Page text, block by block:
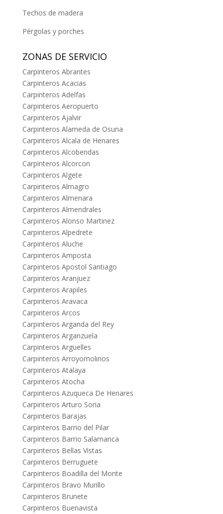
Techos de madera
Pérgolas y porches
ZONAS DE SERVICIO
Carpinteros Abrantes
Carpinteros Acacias
Carpinteros Adelfas
Carpinteros Aeropuerto
Carpinteros Ajalvir
Carpinteros Alameda de Osuna
Carpinteros Alcala de Henares
Carpinteros Alcobendas
Carpinteros Alcorcon
Carpinteros Algete
Carpinteros Almagro
Carpinteros Almenara
Carpinteros Almendrales
Carpinteros Alonso Martinez
Carpinteros Alpedrete
Carpinteros Aluche
Carpinteros Amposta
Carpinteros Apostol Santiago
Carpinteros Aranjuez
Carpinteros Arapiles
Carpinteros Aravaca
Carpinteros Arcos
Carpinteros Arganda del Rey
Carpinteros Arganzuela
Carpinteros Arguelles
Carpinteros Arroyomolinos
Carpinteros Atalaya
Carpinteros Atocha
Carpinteros Azuqueca De Henares
Carpinteros Arturo Soria
Carpinteros Barajas
Carpinteros Barrio del Pilar
Carpinteros Barrio Salamanca
Carpinteros Bellas Vistas
Carpinteros Berruguete
Carpinteros Boadilla del Monte
Carpinteros Bravo Murillo
Carpinteros Brunete
Carpinteros Buenavista